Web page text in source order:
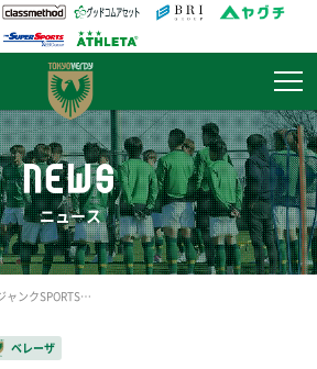
NEWS
ニュース
「ジャンクSPORTS」に日テレ・ベレーザ長谷川唯選手、清水梨紗選手が出演します
ベレーザ